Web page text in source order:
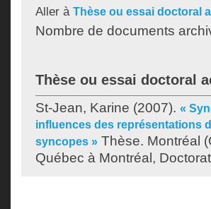
Aller à Thèse ou essai doctoral
Nombre de documents
Thèse ou essai doctoral
St-Jean, Karine (2007). «
influences des représentations
syncopes » Thèse. Montréal
Québec à Montréal,